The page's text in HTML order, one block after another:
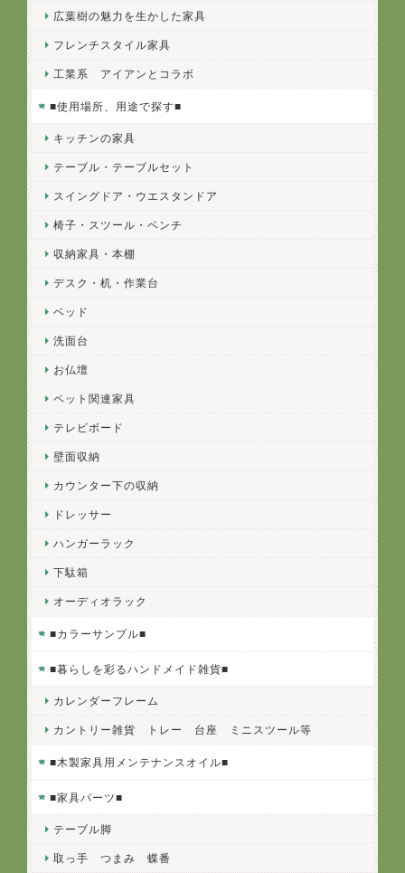
広葉樹の魅力を生かした家具
フレンチスタイル家具
工業系 アイアンとコラボ
■使用場所、用途で探す■
キッチンの家具
テーブル・テーブルセット
スイングドア・ウエスタンドア
椅子・スツール・ベンチ
収納家具・本棚
デスク・机・作業台
ベッド
洗面台
お仏壇
ペット関連家具
テレビボード
壁面収納
カウンター下の収納
ドレッサー
ハンガーラック
下駄箱
オーディオラック
■カラーサンプル■
■暮らしを彩るハンドメイド雑貨■
カレンダーフレーム
カントリー雑貨 トレー 台座 ミニスツール等
■木製家具用メンテナンスオイル■
■家具パーツ■
テーブル脚
取っ手 つまみ 蝶番